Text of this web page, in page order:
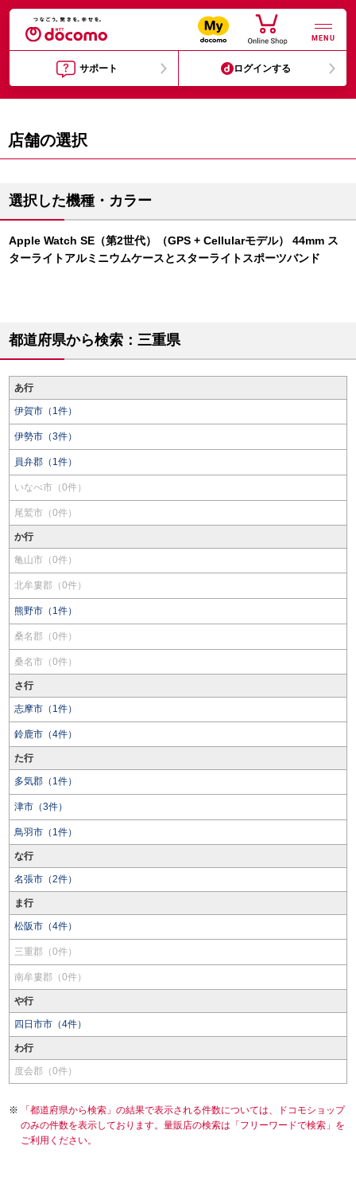
MENU
サポート ログインする
店舗の選択
選択した機種・カラー
Apple Watch SE（第2世代）（GPS + Cellularモデル） 44mm ス
ターライトアルミニウムケースとスターライトスポーツバンド
都道府県から検索：三重県
あ行
伊賀市（1件）
伊勢市（3件）
員弁郡（1件）
いなべ市（0件）
尾鷲市（0件）
か行
亀山市（0件）
北牟婁郡（0件）
熊野市（1件）
桑名郡（0件）
桑名市（0件）
さ行
志摩市（1件）
鈴鹿市（4件）
た行
多気郡（1件）
津市（3件）
鳥羽市（1件）
な行
名張市（2件）
ま行
松阪市（4件）
三重郡（0件）
南牟婁郡（0件）
や行
四日市市（4件）
わ行
度会郡（0件）
「都道府県から検索」の結果で表示される件数については、ドコモショップ
のみの件数を表示しております。量販店の検索は「フリーワードで検索」を
ご利用ください。